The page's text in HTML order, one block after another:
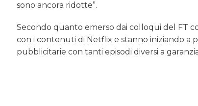
sono ancora ridotte”.
Secondo quanto emerso dai colloqui del FT
con i contenuti di Netflix e stanno iniziando a
pubblicitarie con tanti episodi diversi a